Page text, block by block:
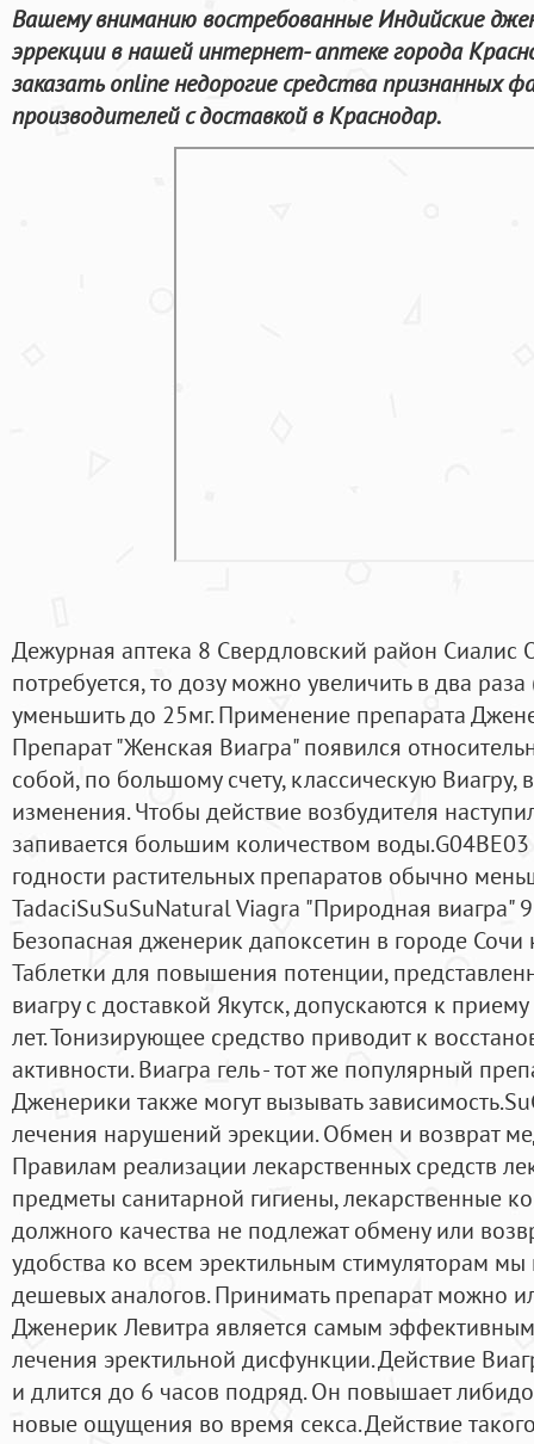
Вашему вниманию востребованные Индийские
эррекции в нашей интернет- аптеке города
заказать online недорогие средства признанных
производителей с доставкой в Краснодар.
Дежурная аптека 8 Свердловский район Сиалис
потребуется, то дозу можно увеличить в два
уменьшить до 25мг. Применение препарата
Препарат "Женская Виагра" появился
собой, по большому счету, классическую Виагру,
изменения. Чтобы действие возбудителя
запивается большим количеством
годности растительных препаратов обычно
TadaciSuSuSuNatural Viagra "Природная виагра"
Безопасная дженерик дапоксетин в городе
Таблетки для повышения потенции,
виагру с доставкой Якутск, допускаются к
лет. Тонизирующее средство приводит к
активности. Виагра гель - тот же популярный
Дженерики также могут вызывать
лечения нарушений эрекции. Обмен и возврат
Правилам реализации лекарственных средств
предметы санитарной гигиены, лекарственные
должного качества не подлежат обмену или
удобства ко всем эректильным стимуляторам
дешевых аналогов. Принимать препарат можно
Дженерик Левитра является самым
лечения эректильной дисфункции. Действие
и длится до 6 часов подряд. Он повышает
новые ощущения во время секса. Действие